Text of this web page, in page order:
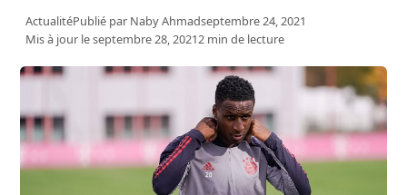
ActualitéPublié par Naby Ahmadseptembre 24, 2021
Mis à jour le septembre 28, 20212 min de lecture